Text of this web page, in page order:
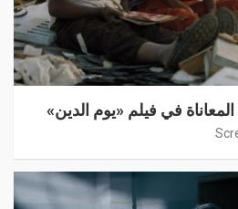
في فيلم «يوم الدين»